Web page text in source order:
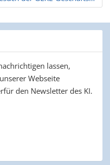
lassen,
Webseite
den Newsletter des KI.